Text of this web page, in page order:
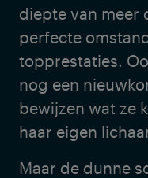
diepte van meer
perfecte
topprestaties.
nog een
bewijzen wat ze
haar eigen
Maar de dunne